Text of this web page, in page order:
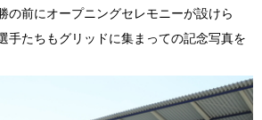
の前にオープニングセレモニーが設けら
手たちもグリッドに集まっての記念写真を